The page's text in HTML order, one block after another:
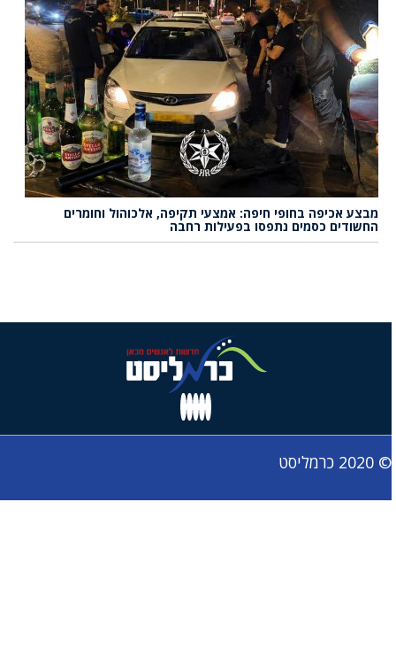
מבצע אכיפה בחופי חיפה: אמצעי תקיפה, אלכוהול וחומרים
החשודים כסמים נתפסו בפעילות רחבה
© 2020 כרמליסט